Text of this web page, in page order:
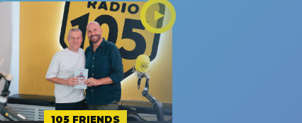
105 FRIENDS